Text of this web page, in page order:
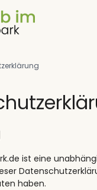
ist eine
haben.